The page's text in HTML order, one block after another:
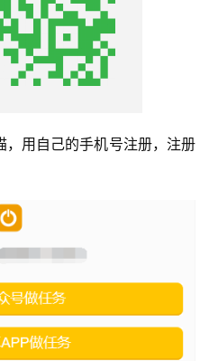
注册
，用自己的手机号注册，注册